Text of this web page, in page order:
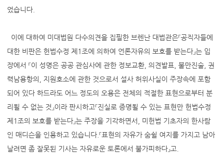
었습니다.
이에 대하여 미대법원 다수의견을 집필한 브렌난 대법관은『공직자들에
대한 비판은 헌법수정 제1조에 의하여 언론자유의 보호를 받는다』는 입
장에서 『이 성명은 공공 관심사에 관한 정보교환, 의견발표, 불만진술, 권
력남용항의, 지원호소에 관한 것으로서 설사 허위사실이 주장속에 포함
되어 있다 하드라도 어느 정도의 오용은 전체의 적절한 표현으로부터 분
리될 수 없는 것』이라 판시하고『진실로 증명될 수 있는 표현만 헌법수정
제1조의 보호를 받는다』는 주장을 기각하면서, 미헌법 기초자의 한사람
인 매디슨을 인용하고 있습니다.『표현의 자유가 숨쉴 여지를 가지고 남아
날려면 좀 잘못된 기사는 자유로운 토론에서 불가피하다』고.